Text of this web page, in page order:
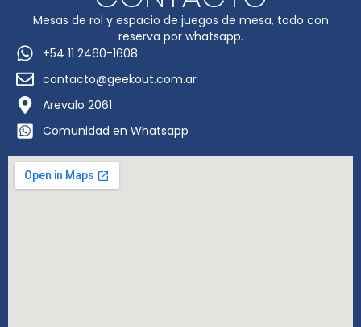
Mesas de rol y espacio de juegos de mesa, todo con
reserva por whatsapp.
+54 11 2460-1608
contacto@geekout.com.ar
Arevalo 2061
Comunidad en Whatsapp